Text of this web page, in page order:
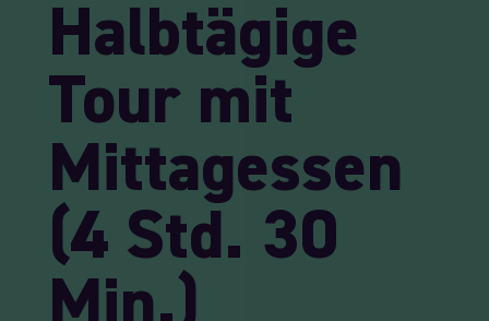
Halbtägige
Tour mit
Mittagessen
(4 Std. 30
Min.)